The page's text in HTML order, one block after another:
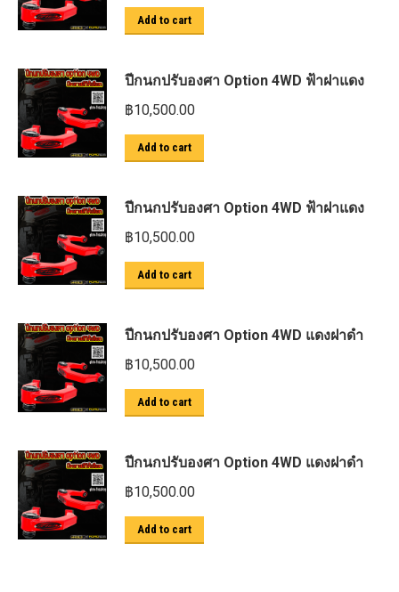
Add to cart
ปีกนกปรับองศา Option 4WD ฟ้าฝาแดง
฿10,500.00
Add to cart
ปีกนกปรับองศา Option 4WD ฟ้าฝาแดง
฿10,500.00
Add to cart
ปีกนกปรับองศา Option 4WD แดงฝาดำ
฿10,500.00
Add to cart
ปีกนกปรับองศา Option 4WD แดงฝาดำ
฿10,500.00
Add to cart